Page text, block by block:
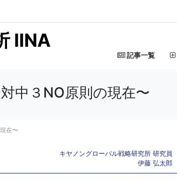
IINA
記事一覧
中３NO原則の現在〜
在〜
キヤノングローバル戦略研究所 研究員
伊藤 弘太郎